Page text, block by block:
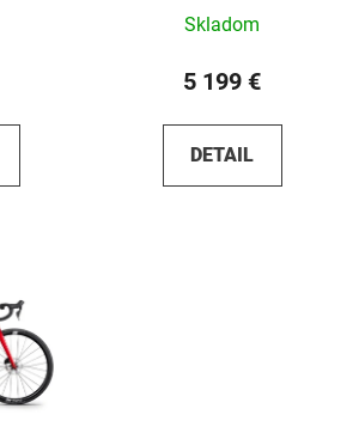
Skladom
5 199 €
DETAIL